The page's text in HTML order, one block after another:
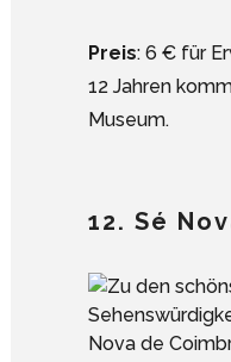
Preis: 6 € für
12 Jahren
Museum.
12. Sé